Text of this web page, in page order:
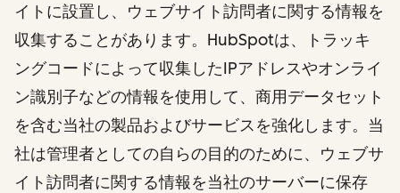
イトに設置し、ウェブサイト訪問者に関する情報を
収集することがあります。HubSpotは、トラッキ
ングコードによって収集したIPアドレスやオンライ
ン識別子などの情報を使用して、商用データセット
を含む当社の製品およびサービスを強化します。当
社は管理者としての自らの目的のために、ウェブサ
イト訪問者に関する情報を当社のサーバーに保存